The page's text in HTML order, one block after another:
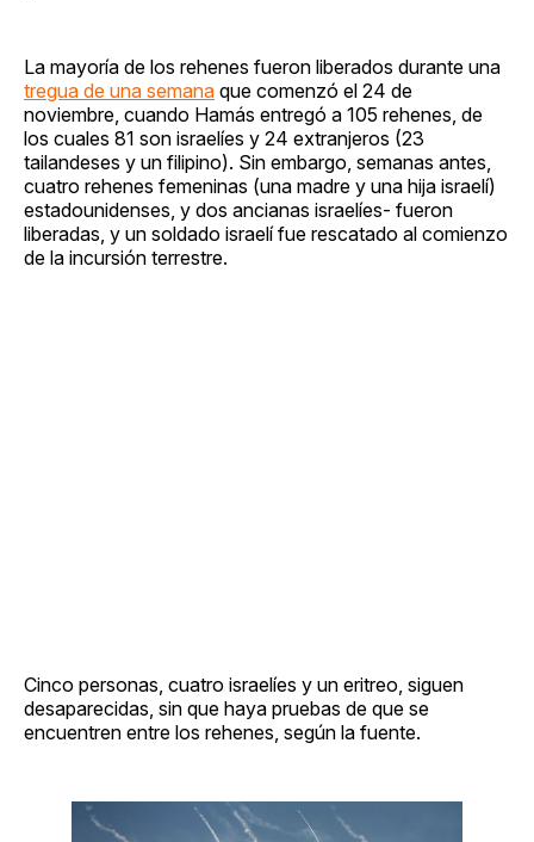
La mayoría de los rehenes fueron liberados durante una
tregua de una semana que comenzó el 24 de
noviembre, cuando Hamás entregó a 105 rehenes, de
los cuales 81 son israelíes y 24 extranjeros (23
tailandeses y un filipino). Sin embargo, semanas antes,
cuatro rehenes femeninas (una madre y una hija israelí)
estadounidenses, y dos ancianas israelíes- fueron
liberadas, y un soldado israelí fue rescatado al comienzo
de la incursión terrestre.
Cinco personas, cuatro israelíes y un eritreo, siguen
desaparecidas, sin que haya pruebas de que se
encuentren entre los rehenes, según la fuente.